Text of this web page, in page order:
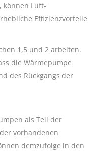
können Luft-
Effizienzvorteile
1,5 und 2 arbeiten.
die Wärmepumpe
des Rückgangs der
als Teil der
vorhandenen
demzufolge in den